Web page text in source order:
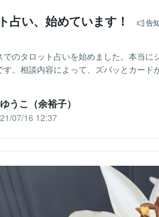
占い、始めています！ 告
でのタロット占いを始めました。本当
す。相談内容によって、ズバッとカー
うこ（余裕子）
07/16 12:37